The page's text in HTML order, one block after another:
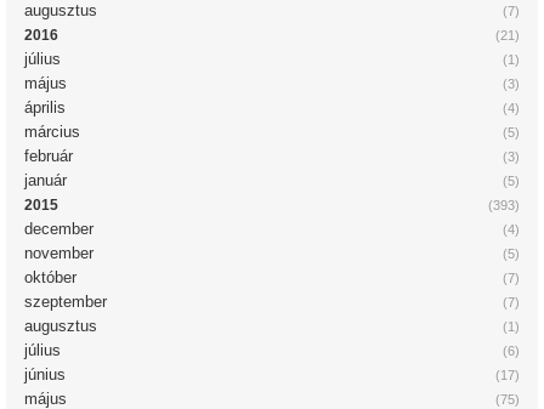
(7)
augusztus
(21)
2016
(1)
július
(3)
május
(4)
április
(5)
március
(3)
február
(5)
január
(393)
2015
(4)
december
(5)
november
(7)
október
(7)
szeptember
(1)
augusztus
(6)
július
(17)
június
(75)
május